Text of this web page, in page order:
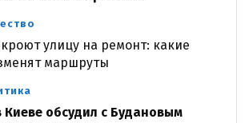
улицу на ремонт: какие
маршруты
обсудил с Будановым